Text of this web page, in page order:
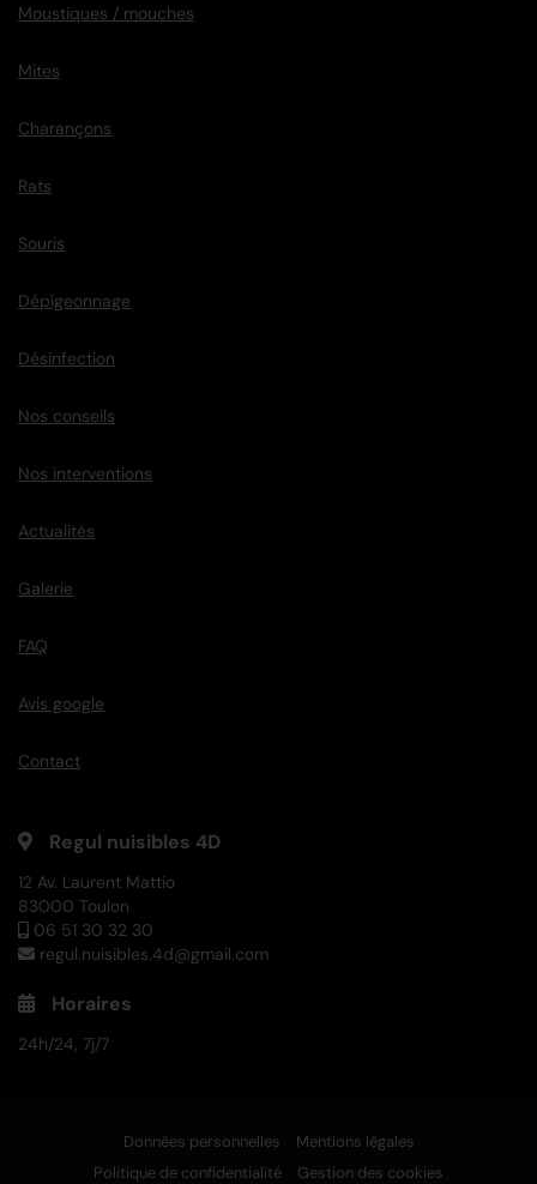
Moustiques / mouches
Mites
Charançons
Rats
Souris
Dépigeonnage
Désinfection
Nos conseils
Nos interventions
Actualités
Galerie
FAQ
Avis google
Contact
Regul nuisibles 4D
12 Av. Laurent Mattio
83000 Toulon
06 51 30 32 30
regul.nuisibles.4d@gmail.com
Horaires
24h/24, 7j/7
Données personnelles
Mentions légales
Politique de confidentialité
Gestion des cookies